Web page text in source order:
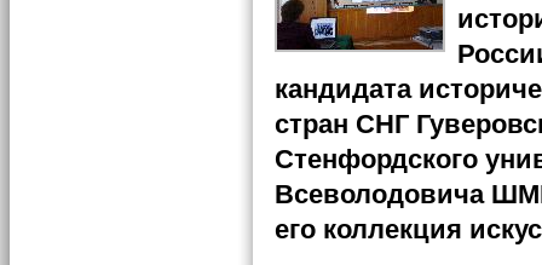
кандидата
стран СНГ
Стенфордского
Всеволодовича
его коллекция